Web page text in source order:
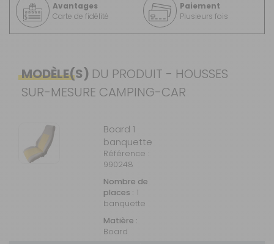
Avantages
Carte de fidélité
Paiement
Plusieurs fois
MODÈLE(S) DU PRODUIT - HOUSSES
SUR-MESURE CAMPING-CAR
Board 1
banquette
Référence :
990248
Nombre de
places : 1
banquette
Matière :
Board